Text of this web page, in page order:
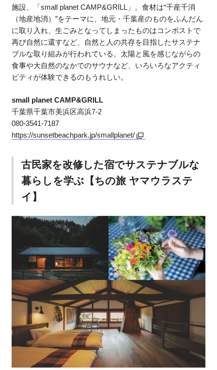
施設、「small planet CAMP&GRILL」。食材は“千産千消
（地産地消）”をテーマに、地元・千葉産のものをふんだん
に取り入れ、生ごみとなってしまったものはコンポストで
再び自然に還すなど、自然と人の共存を目指したサステナ
ブルな取り組みが行われている。太陽と風を感じながらの
食事や大自然のなかでのサウナなど、いろいろなアクティ
ビティが体験できるのもうれしい。
small planet CAMP&GRILL
千葉県千葉市美浜区高浜7-2
080-3541-7187
https://sunsetbeachpark.jp/smallplanet/
古民家を改修した宿でサステナブルな
暮らしを学ぶ【ちの旅 ヤマウラステ
イ】